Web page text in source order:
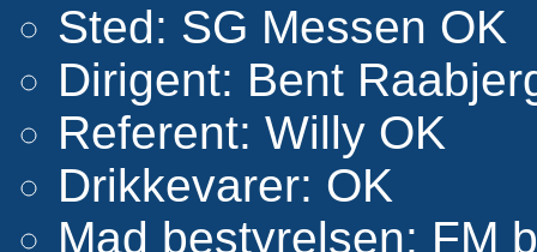
Sted: SG Messen OK
Dirigent: Bent
Referent: Willy OK
Drikkevarer: OK
Mad bestyrelsen: FM